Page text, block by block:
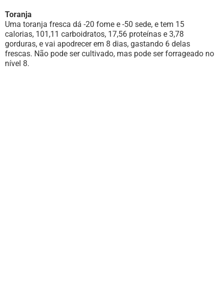
Toranja
Uma toranja fresca dá -20 fome e -50 sede, e tem 15
calorias, 101,11 carboidratos, 17,56 proteínas e 3,78
gorduras, e vai apodrecer em 8 dias, gastando 6 delas
frescas. Não pode ser cultivado, mas pode ser forrageado no
nível 8.